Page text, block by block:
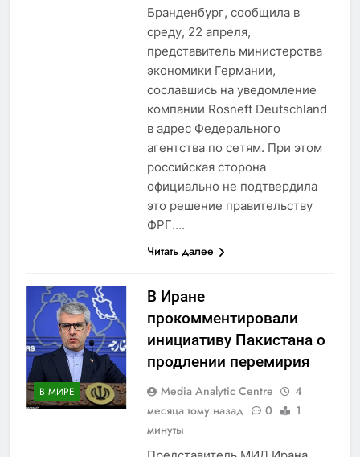
Бранденбург, сообщила в
среду, 22 апреля,
представитель министерства
экономики Германии,
сославшись на уведомление
компании Rosneft Deutschland
в адрес Федерального
агентства по сетям. При этом
российская сторона
официально не подтвердила
это решение правительству
ФРГ….
Читать далее
В МИРЕ
В Иране
прокомментировали
инициативу Пакистана о
продлении перемирия
Media Analytic Centre
4
месяца тому назад
0
1
минуты